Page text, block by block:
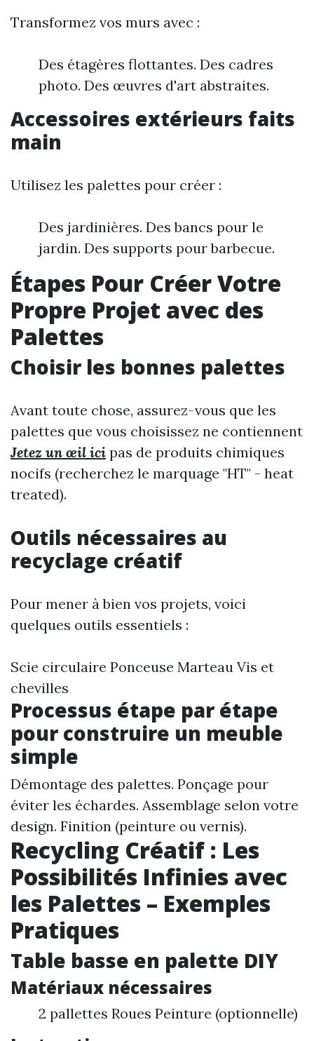
Transformez vos murs avec :
Des étagères flottantes. Des cadres
photo. Des œuvres d'art abstraites.
Accessoires extérieurs faits
main
Utilisez les palettes pour créer :
Des jardinières. Des bancs pour le
jardin. Des supports pour barbecue.
Étapes Pour Créer Votre
Propre Projet avec des
Palettes
Choisir les bonnes palettes
Avant toute chose, assurez-vous que les
palettes que vous choisissez ne contiennent
Jetez un œil ici pas de produits chimiques
nocifs (recherchez le marquage "HT" - heat
treated).
Outils nécessaires au
recyclage créatif
Pour mener à bien vos projets, voici
quelques outils essentiels :
Scie circulaire Ponceuse Marteau Vis et
chevilles
Processus étape par étape
pour construire un meuble
simple
Démontage des palettes. Ponçage pour
éviter les échardes. Assemblage selon votre
design. Finition (peinture ou vernis).
Recycling Créatif : Les
Possibilités Infinies avec
les Palettes – Exemples
Pratiques
Table basse en palette DIY
Matériaux nécessaires
2 pallettes Roues Peinture (optionnelle)